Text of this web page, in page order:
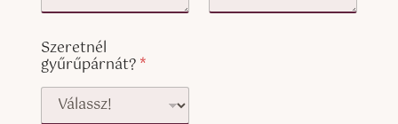
Szeretnél
gyűrűpárnát?*